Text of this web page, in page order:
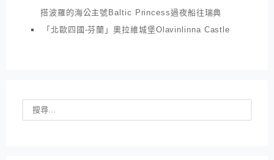
搭波羅的海公主號Baltic Princess過夜船往瑞典
「北歐四國-芬蘭」奧拉維城堡Olavinlinna Castle